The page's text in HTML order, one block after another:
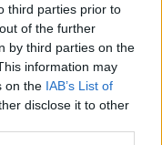
third parties prior to
of the further
by third parties on the
information may
on the IAB’s List of
disclose it to other